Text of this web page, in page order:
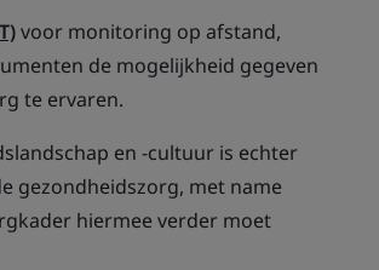
voor monitoring op afstand,
de mogelijkheid gegeven
te ervaren.
en -cultuur is echter
gezondheidszorg, met name
hiermee verder moet